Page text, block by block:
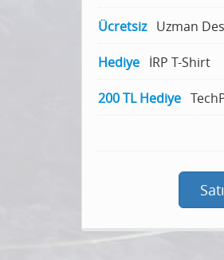
Ücretsiz Uzman
Hediye İRP T-Shirt
200 TL Hediye